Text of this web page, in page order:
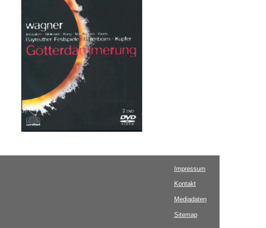
Impressum
Kontakt
Mediadaten
Sitemap